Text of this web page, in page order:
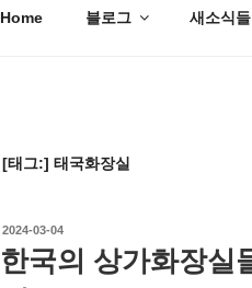
Home 블로그 새소식
[태그:] 태국화장실
2024-03-04
한국의 상가화장실